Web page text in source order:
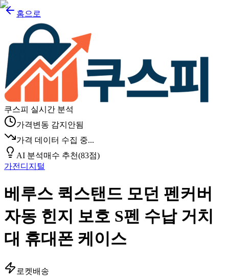
홈으로
쿠스피 실시간 분석
가격변동 감지안됨
가격 데이터 수집 중...
AI 분석매수 추천(83점)
가전디지털
베루스 퀵스탠드 모던 펜커버
자동 힌지 보호 S펜 수납 거치
대 휴대폰 케이스
로켓배송